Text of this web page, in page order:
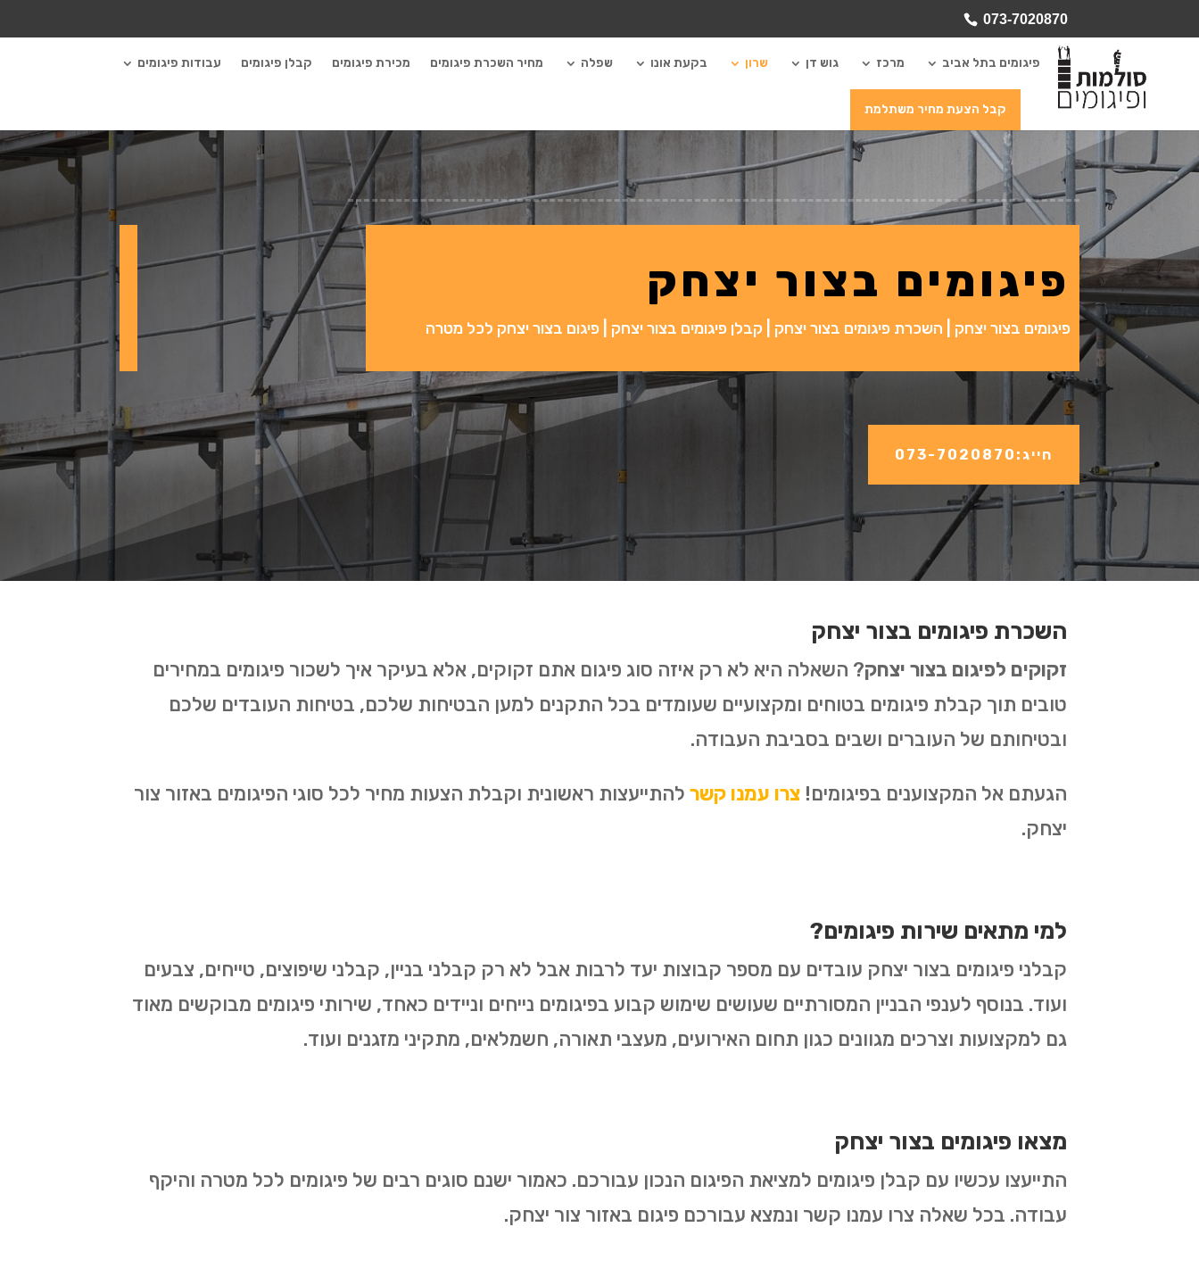
073-7020870
פיגומים בתל אביב מרכז גוש דן שרון בקעת אונו שפלה מחיר השכרת פיגומים מכירת פיגומים קבלן פיגומים עבודות פיגומים
קבל הצעת מחיר משתלמת
פיגומים בצור יצחק
פיגומים בצור יצחק | השכרת פיגומים בצור יצחק | קבלן פיגומים בצור יצחק | פיגום בצור יצחק לכל מטרה
חייג:073-7020870
השכרת פיגומים בצור יצחק
זקוקים לפיגום בצור יצחק? השאלה היא לא רק איזה סוג פיגום אתם זקוקים, אלא בעיקר איך לשכור פיגומים במחירים
טובים תוך קבלת פיגומים בטוחים ומקצועיים שעומדים בכל התקנים למען הבטיחות שלכם, בטיחות העובדים שלכם
ובטיחותם של העוברים ושבים בסביבת העבודה.
הגעתם אל המקצוענים בפיגומים! צרו עמנו קשרלהתייעצות ראשונית וקבלת הצעות מחיר לכל סוגי הפיגומים באזור צור
יצחק.
למי מתאים שירות פיגומים?
קבלני פיגומים בצור יצחק עובדים עם מספר קבוצות יעד לרבות אבל לא רק קבלני בניין, קבלני שיפוצים, טייחים, צבעים
ועוד. בנוסף לענפי הבניין המסורתיים שעושים שימוש קבוע בפיגומים נייחים וניידים כאחד, שירותי פיגומים מבוקשים מאוד
גם למקצועות וצרכים מגוונים כגון תחום האירועים, מעצבי תאורה, חשמלאים, מתקיני מזגנים ועוד.
מצאו פיגומים בצור יצחק
התייעצו עכשיו עם קבלן פיגומים למציאת הפיגום הנכון עבורכם. כאמור ישנם סוגים רבים של פיגומים לכל מטרה והיקף
עבודה. בכל שאלה צרו עמנו קשר ונמצא עבורכם פיגום באזור צור יצחק.